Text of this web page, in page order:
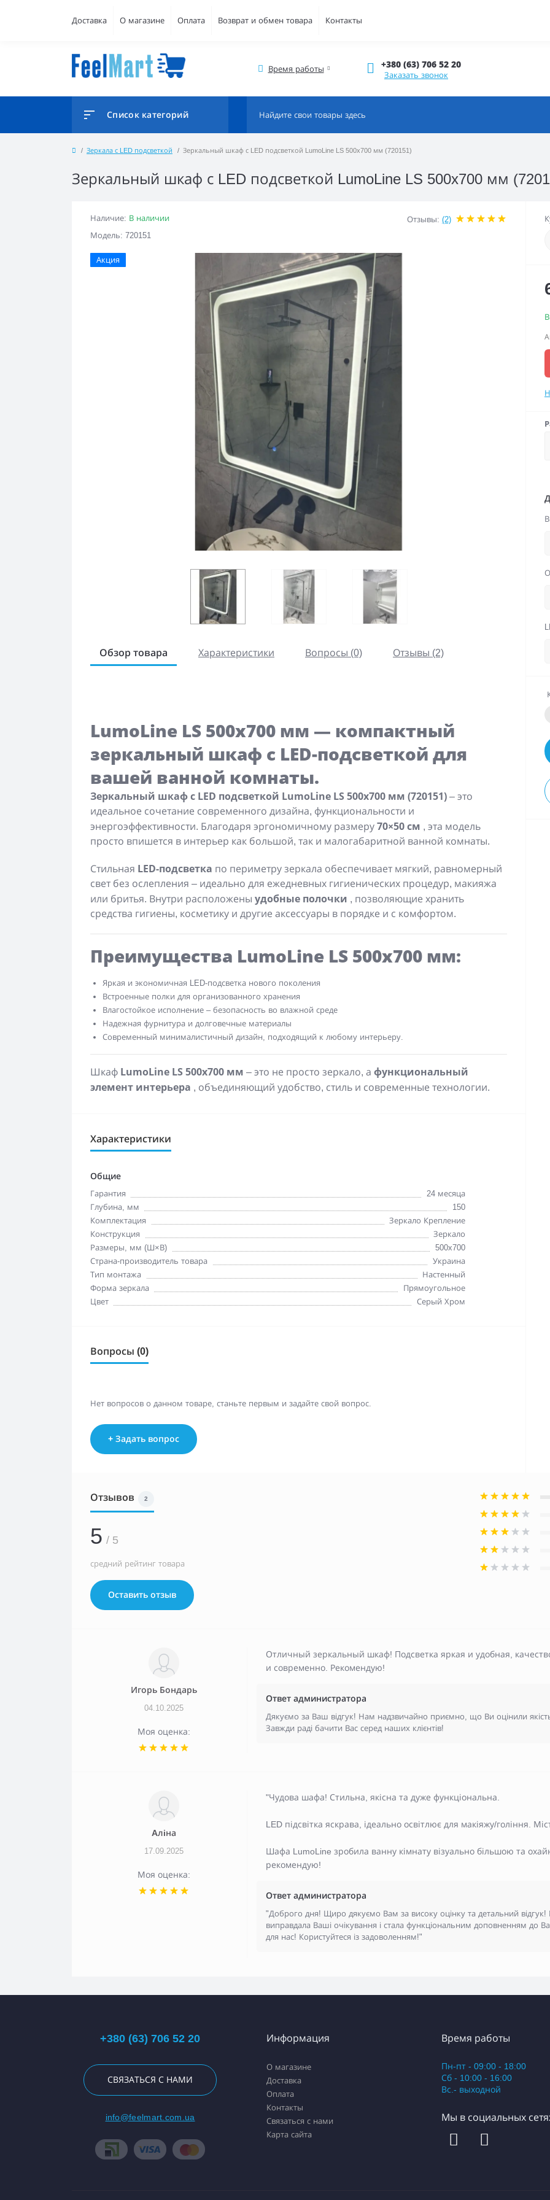
Доставка О магазине Оплата Возврат и обмен товара Контакты
Время работы +380 (63) 706 52 20
Заказать звонок
Список категорий
Зеркала с LED подсветкой Зеркальный шкаф с LED подсветкой LumoLine LS 500x700 мм (720151)
Зеркальный шкаф с LED подсветкой LumoLine LS 500x700 мм
Наличие: В наличии
Модель: 720151
Отзывы: (2)
Акция
Обзор товара Характеристики Вопросы (0) Отзывы (2)
LumoLine LS 500x700 мм — компактный
зеркальный шкаф с LED-подсветкой для
вашей ванной комнаты.
Зеркальный шкаф с LED подсветкой LumoLine LS 500x700 мм (720151) – это
идеальное сочетание современного дизайна, функциональности и
энергоэффективности. Благодаря эргономичному размеру 70×50 см , эта модель
просто впишется в интерьер как большой, так и малогабаритной ванной комнаты.
Стильная LED-подсветка по периметру зеркала обеспечивает мягкий, равномерный
свет без ослепления – идеально для ежедневных гигиенических процедур, макияжа
или бритья. Внутри расположены удобные полочки , позволяющие хранить
средства гигиены, косметику и другие аксессуары в порядке и с комфортом.
Преимущества LumoLine LS 500x700 мм:
Яркая и экономичная LED-подсветка нового поколения
Встроенные полки для организованного хранения
Влагостойкое исполнение – безопасность во влажной среде
Надежная фурнитура и долговечные материалы
Современный минималистичный дизайн, подходящий к любому интерьеру.
Шкаф LumoLine LS 500x700 мм – это не просто зеркало, а функциональный
элемент интерьера , объединяющий удобство, стиль и современные технологии.
Характеристики
Общие
Гарантия
24 месяца
Глубина, мм
150
Комплектация
Зеркало Крепление
Конструкция
Зеркало
Размеры, мм (Ш×В)
500x700
Страна-производитель товара
Украина
Тип монтажа
Настенный
Форма зеркала
Прямоугольное
Цвет
Серый Хром
Вопросы (0)
Нет вопросов о данном товаре, станьте первым и задайте свой вопрос.
+ Задать вопрос
Отзывов 2
5 / 5
средний рейтинг товара
Оставить отзыв
Игорь Бондарь
04.10.2025
Моя оценка:
Отличный зеркальный шкаф! Подсветка яркая и удобная,
и современно. Рекомендую!
Ответ администратора
Дякуємо за Ваш відгук! Нам надзвичайно приємно, що Ви оцінили
Завжди раді бачити Вас серед наших клієнтів!
Aлiна
17.09.2025
Моя оценка:
"Чудова шафа! Стильна, якісна та дуже функціональна.
LED підсвітка яскрава, ідеально освітлює для макіяжу/гоління.
Шафа LumoLine зробила ванну кімнату візуально більшою та
рекомендую!
Ответ администратора
"Доброго дня! Щиро дякуємо Вам за високу оцінку та детальний
виправдала Ваші очікування і стала функціональним доповненням до
для нас! Користуйтеся із задоволенням!"
+380 (63) 706 52 20
СВЯЗАТЬСЯ С НАМИ
info@feelmart.com.ua
Информация
О магазине
Доставка
Оплата
Контакты
Связаться с нами
Карта сайта
Время работы
Пн-пт - 09:00 - 18:00
Сб - 10:00 - 16:00
Вс.- выходной
Мы в социальных